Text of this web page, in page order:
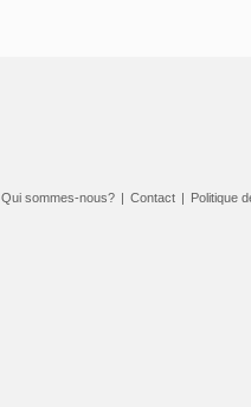
Qui sommes-nous? | Contact | Politique